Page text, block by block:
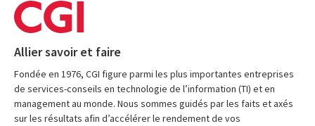
Allier savoir et faire
Fondée en 1976, CGI figure parmi les plus importantes entreprises
de services-conseils en technologie de l’information (TI) et en
management au monde. Nous sommes guidés par les faits et axés
sur les résultats afin d’accélérer le rendement de vos